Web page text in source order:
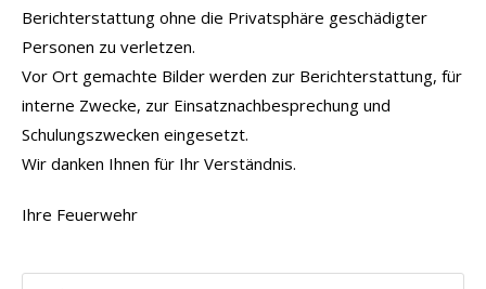
Berichterstattung ohne die Privatsphäre geschädigter
Personen zu verletzen.
Vor Ort gemachte Bilder werden zur Berichterstattung, für
interne Zwecke, zur Einsatznachbesprechung und
Schulungszwecken eingesetzt.
Wir danken Ihnen für Ihr Verständnis.
Ihre Feuerwehr